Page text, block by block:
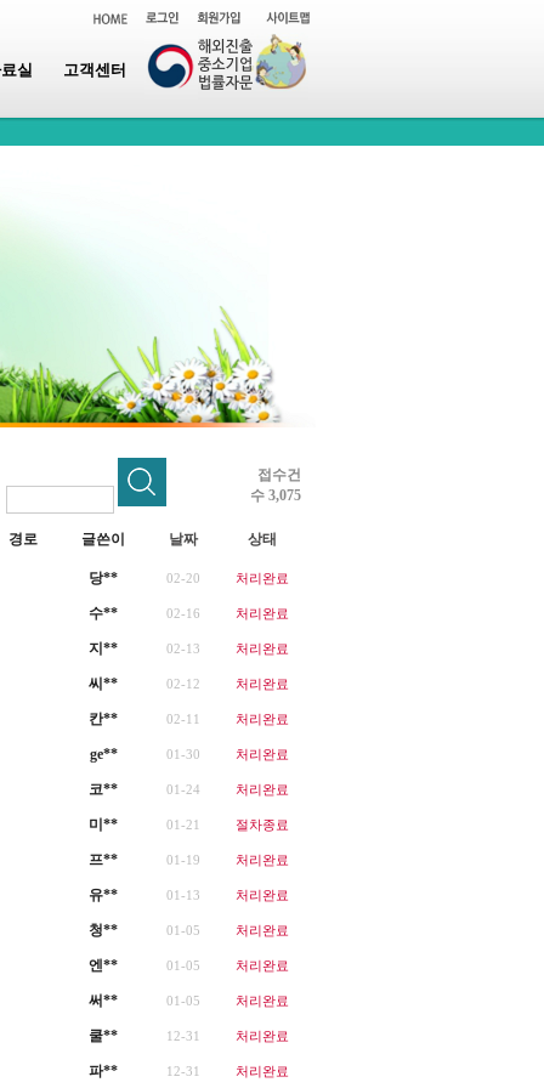
실 고객센터
접수건
수 3,075
경로 글쓴이 날짜 상태
당** 02-20 처리완료
수** 02-16 처리완료
지** 02-13 처리완료
씨** 02-12 처리완료
칸** 02-11 처리완료
ge** 01-30 처리완료
코** 01-24 처리완료
미** 01-21 절차종료
프** 01-19 처리완료
유** 01-13 처리완료
청** 01-05 처리완료
엔** 01-05 처리완료
써** 01-05 처리완료
쿨** 12-31 처리완료
파** 12-31 처리완료